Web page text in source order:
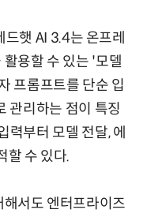
햇 AI 3.4는 온프레
용할 수 있는 '모델
프롬프트를 단순 입
관리하는 점이 특징
력부터 모델 전달, 에
할 수 있다.
서도 엔터프라이즈